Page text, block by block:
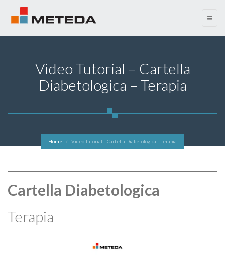
menu
Video Tutorial – Cartella
Diabetologica – Terapia
Home Video Tutorial – Cartella Diabetologica – Terapia
Cartella Diabetologica
Terapia